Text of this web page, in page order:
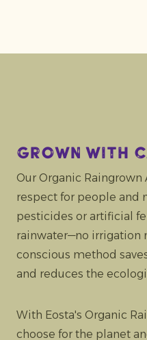
Grown with
Our Organic
respect for people and
pesticides or artificial
rainwater—no irrigation
conscious method
and reduces the
With Eosta's Organic
choose for the planet